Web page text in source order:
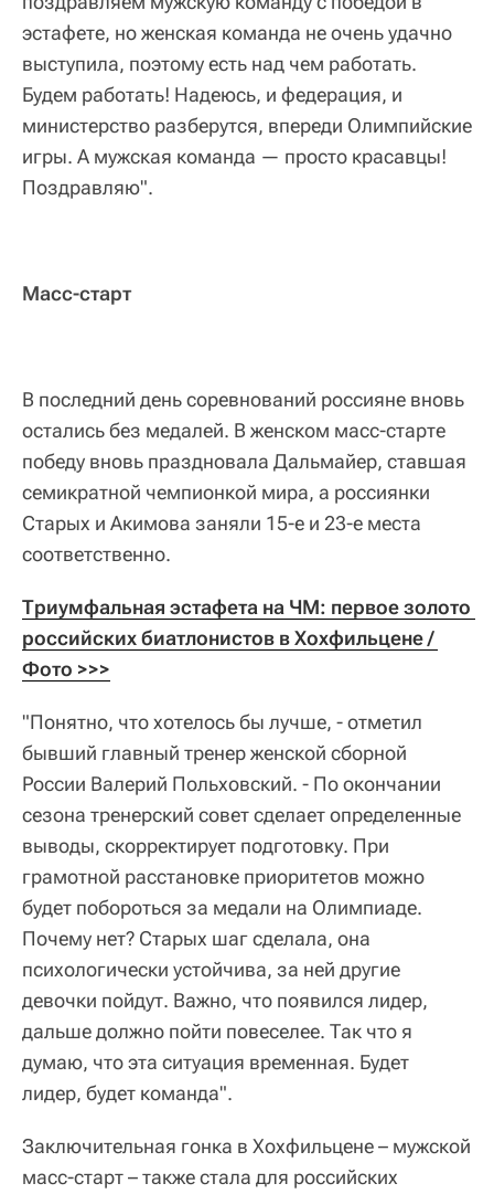
эстафете, но женская команда не очень удачно
выступила, поэтому есть над чем работать.
Будем работать! Надеюсь, и федерация, и
министерство разберутся, впереди Олимпийские
игры. А мужская команда — просто красавцы!
Поздравляю".
Масс-старт
В последний день соревнований россияне вновь
остались без медалей. В женском масс-старте
победу вновь праздновала Дальмайер, ставшая
семикратной чемпионкой мира, а россиянки
Старых и Акимова заняли 15-е и 23-е места
соответственно.
Триумфальная эстафета на ЧМ: первое золото
российских биатлонистов в Хохфильцене /
Фото >>>
"Понятно, что хотелось бы лучше, - отметил
бывший главный тренер женской сборной
России Валерий Польховский. - По окончании
сезона тренерский совет сделает определенные
выводы, скорректирует подготовку. При
грамотной расстановке приоритетов можно
будет побороться за медали на Олимпиаде.
Почему нет? Старых шаг сделала, она
психологически устойчива, за ней другие
девочки пойдут. Важно, что появился лидер,
дальше должно пойти повеселее. Так что я
думаю, что эта ситуация временная. Будет
лидер, будет команда".
Заключительная гонка в Хохфильцене – мужской
масс-старт – также стала для российских